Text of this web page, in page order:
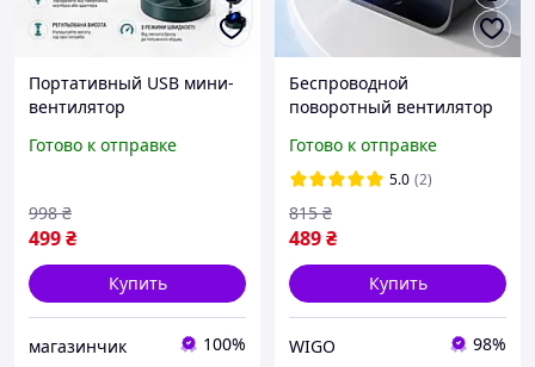
Портативный USB мини-
вентилятор
складной настольный
путешествий с USB-
зарядкой
Готово к отправке
499₴
998 ₴
Купить
магазинчик 100%
Беспроводной
поворотный вентилятор
Настольный
портативный USB мини
вентилятор
Готово к отправке
5.0 (2)
489₴
815 ₴
Купить
WIGO 98%